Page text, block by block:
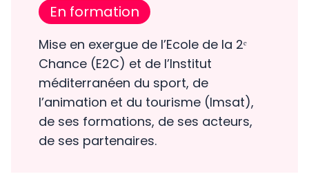
En formation
Mise en exergue de l’Ecole de la 2ᵉ
Chance (E2C) et de l’Institut
méditerranéen du sport, de
l’animation et du tourisme (Imsat),
de ses formations, de ses acteurs,
de ses partenaires.